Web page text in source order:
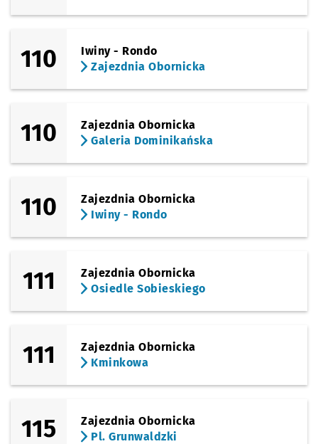
110
Iwiny - Rondo
Zajezdnia Obornicka
110
Zajezdnia Obornicka
Galeria Dominikańska
110
Zajezdnia Obornicka
Iwiny - Rondo
111
Zajezdnia Obornicka
Osiedle Sobieskiego
111
Zajezdnia Obornicka
Kminkowa
115
Zajezdnia Obornicka
Pl. Grunwaldzki